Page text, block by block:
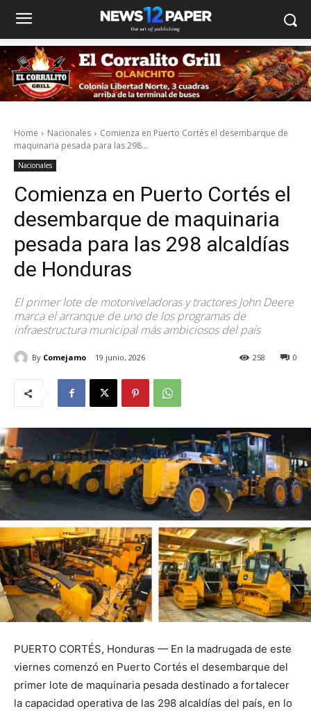
Home Nacionales
Comienza en Puerto Cortés el desembarque de
maquinaria pesada para las 298...
Nacionales
Comienza en Puerto Cortés el
desembarque de maquinaria
pesada para las 298 alcaldías
de Honduras
El primer lote de motoniveladoras y tractores John Deere
marca el arranque de uno de los programas de
infraestructura municipal más ambiciosos del país
By Comejamo 19 junio, 2026 0
258
PUERTO CORTÉS, Honduras — En la madrugada de este
viernes comenzó en Puerto Cortés el desembarque del
primer lote de maquinaria pesada destinado a fortalecer
la capacidad operativa de las 298 alcaldías del país, en lo